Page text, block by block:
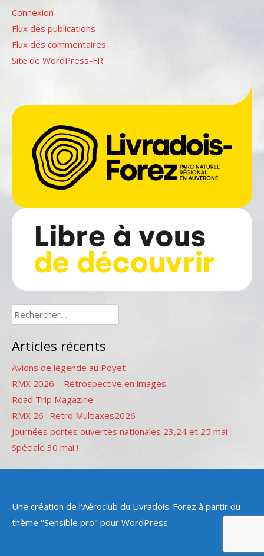
Connexion
Flux des publications
Flux des commentaires
Site de WordPress-FR
Rechercher :
Articles récents
Avions de légende au Poyet
RMX 2026 – Rétrospective en images
Road Trip Magazine
RMX 26- Retro Multiaxes2026
Journées portes ouvertes nationales 23,24 et 25 mai –
Spéciale 30 mai !
Une création de l'Aéroclub du Livradois-Forez à partir du
thème "Sensible pro" pour WordPress.